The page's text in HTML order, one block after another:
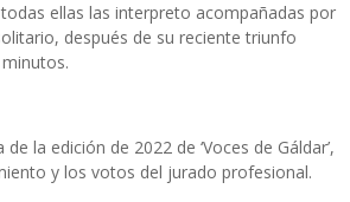
ellas las interpreto acompañadas por
después de su reciente triunfo
la edición de 2022 de ‘Voces de Gáldar’,
y los votos del jurado profesional.